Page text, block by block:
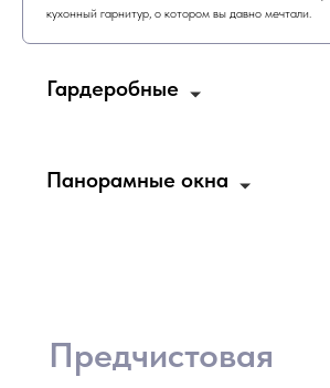
кухонный гарнитур, о котором вы давно мечтали.
Гардеробные
Панорамные окна
Предчистовая